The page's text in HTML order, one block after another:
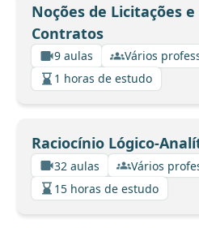
Noções de Licitações
Contratos
9 aulas
Vários
1 horas de estudo
Raciocínio Lógico-
32 aulas
Vários
15 horas de estudo